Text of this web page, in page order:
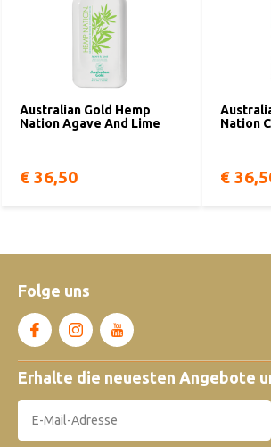
Australian Gold Hemp
Nation Agave And Lime
€ 36,50
Nation
€
Folge uns
Erhalte die neuesten Angebote